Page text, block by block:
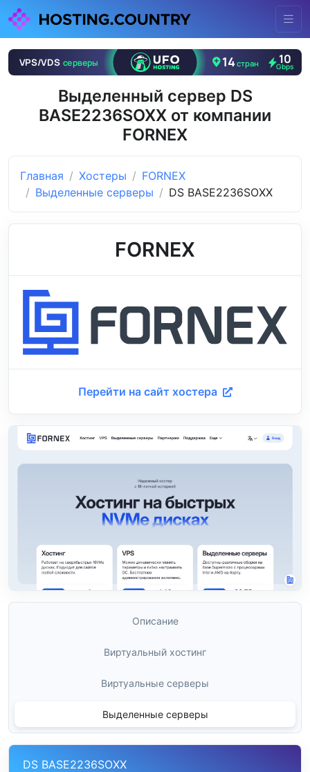
Выделенный сервер DS
BASE2236SOXX от компании
FORNEX
Главная Хостеры
FORNEX
Выделенные серверы
DS BASE2236SOXX
FORNEX
Перейти на сайт хостера
Описание
Виртуальный хостинг
Виртуальные серверы
Выделенные серверы
DS BASE2236SOXX